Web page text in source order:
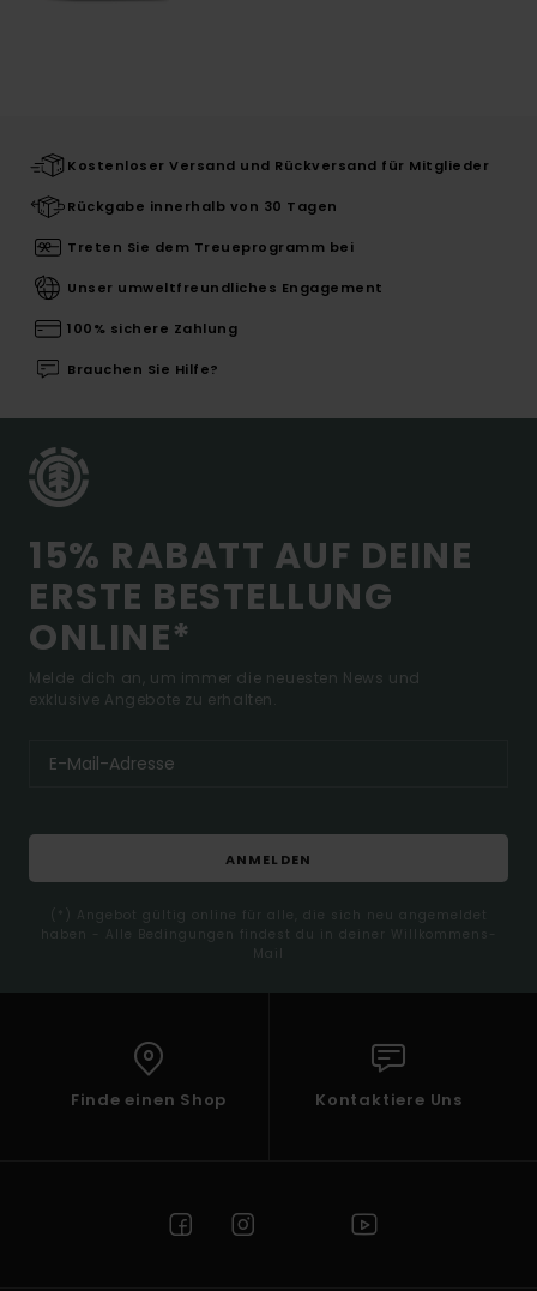
Kostenloser Versand und Rückversand für Mitglieder
Rückgabe innerhalb von 30 Tagen
Treten Sie dem Treueprogramm bei
Unser umweltfreundliches Engagement
100% sichere Zahlung
Brauchen Sie Hilfe?
15% RABATT AUF DEINE
ERSTE BESTELLUNG
ONLINE*
Melde dich an, um immer die neuesten News und
exklusive Angebote zu erhalten.
ANMELDEN
(*) Angebot gültig online für alle, die sich neu angemeldet
haben - Alle Bedingungen findest du in deiner Willkommens-
Mail
Finde einen Shop Kontaktiere Uns